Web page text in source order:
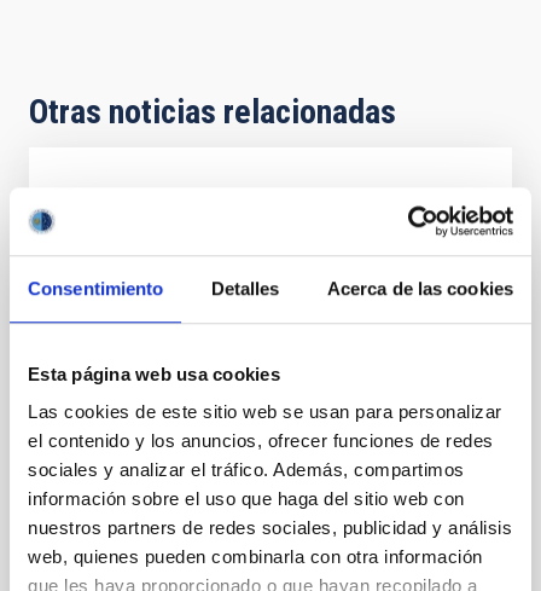
Consentimiento Detalles Acerca de las cookies
Esta página web usa cookies
Las cookies de este sitio web se usan para personalizar
el contenido y los anuncios, ofrecer funciones de redes
sociales y analizar el tráfico. Además, compartimos
información sobre el uso que haga del sitio web con
nuestros partners de redes sociales, publicidad y análisis
web, quienes pueden combinarla con otra información
que les haya proporcionado o que hayan recopilado a
Otras noticias relacionadas
EL CCI apoya la opción de instalar el TMT
Muchachos
como emplazamiento del Telescopio de Treinta
de los Observatorios de Canarias acoge con
entusiasmo la posibilidad de que el Telescopio de
Treinta Metros (TMT) elija finalmente el Observatorio
del Roque de los Muchachos (ORM) en La Palma
como su emplazamiento. El ORM ofrece unas
condiciones astronómicas excepcionales, décadas
de exitosa cooperación internacional en la